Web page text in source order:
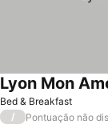
Bed & Breakfast
Lyon Mon
/ Pontuação não